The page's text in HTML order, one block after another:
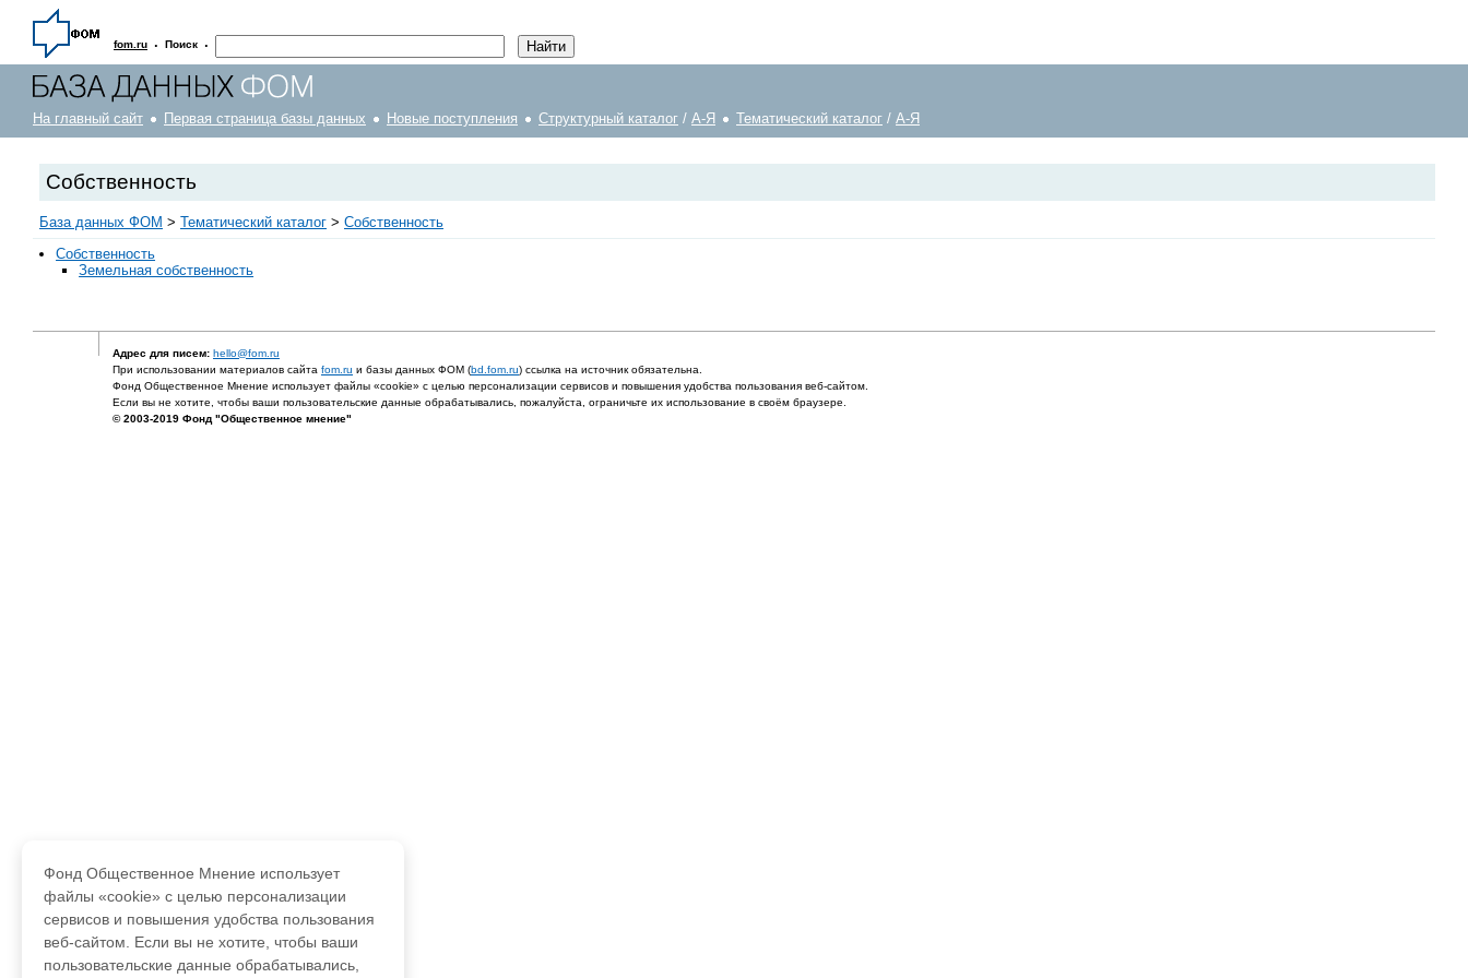
fom.ru · Поиск ·
На главный сайт Первая страница базы данных Новые поступления Структурный каталог / А-Я Тематический каталог / А-Я
Собственность
База данных ФОМ > Тематический каталог > Собственность
Собственность
Земельная собственность
Адрес для писем: hello@fom.ru
При использовании материалов сайта fom.ru и базы данных ФОМ (bd.fom.ru) ссылка на источник обязательна.
Фонд Общественное Мнение использует файлы «cookie» с целью персонализации сервисов и повышения удобства пользования веб-сайтом.
Если вы не хотите, чтобы ваши пользовательские данные обрабатывались, пожалуйста, ограничьте их использование в своём браузере.
© 2003-2019 Фонд "Общественное мнение"
Фонд Общественное Мнение использует
файлы «cookie» с целью персонализации
сервисов и повышения удобства пользования
веб-сайтом. Если вы не хотите, чтобы ваши
пользовательские данные обрабатывались,